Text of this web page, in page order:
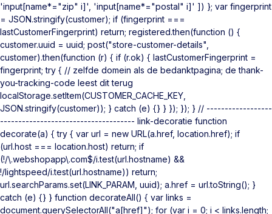
'input[name*="zip" i]', 'input[name*="postal" i]' ]) }; var fingerprint
= JSON.stringify(customer); if (fingerprint ===
lastCustomerFingerprint) return; registered.then(function () {
customer.uuid = uuid; post("store-customer-details",
customer).then(function (r) { if (r.ok) { lastCustomerFingerprint =
fingerprint; try { // zelfde domein als de bedanktpagina; de thank-
you-tracking-code leest dit terug
localStorage.setItem(CUSTOMER_CACHE_KEY,
JSON.stringify(customer)); } catch (e) {} } }); }); } // ------------------
------------------------------------- link-decoratie function
decorate(a) { try { var url = new URL(a.href, location.href); if
(url.host === location.host) return; if
(!/\.webshopapp\.com$/i.test(url.hostname) &&
!/lightspeed/i.test(url.hostname)) return;
url.searchParams.set(LINK_PARAM, uuid); a.href = url.toString(); }
catch (e) {} } function decorateAll() { var links =
document.querySelectorAll("a[href]"); for (var i = 0; i < links.length;